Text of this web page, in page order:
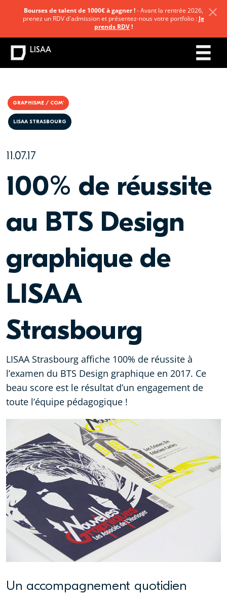
GRAPHISME / COM'
11.07.17
LISAA STRASBOURG
100% de réussite
au BTS Design
graphique de
LISAA
Strasbourg
LISAA Strasbourg affiche 100% de réussite à
l’examen du BTS Design graphique en 2017. Ce
beau score est le résultat d’un engagement de
toute l’équipe pédagogique !
Un accompagnement quotidien
Bourses de talent de 1000€ à gagner !- Avant la rentrée 2026,
prenez un RDV d'admission et présentez-nous votre portfolio : Je
prends RDV!
LISAA